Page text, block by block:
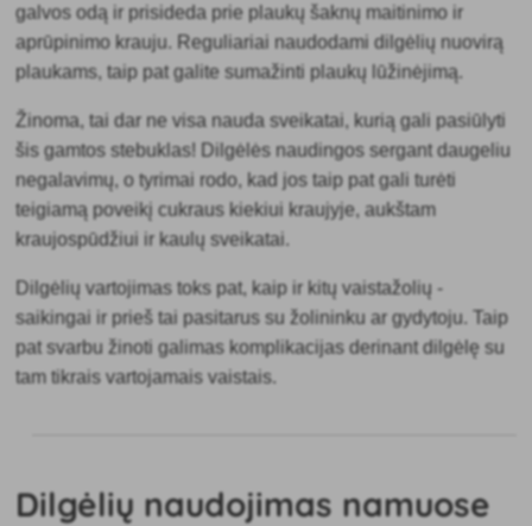
galvos odą ir prisideda prie plaukų šaknų maitinimo ir
aprūpinimo krauju. Reguliariai naudodami dilgėlių nuovirą
plaukams, taip pat galite sumažinti plaukų lūžinėjimą.
Žinoma, tai dar ne visa nauda sveikatai, kurią gali pasiūlyti
šis gamtos stebuklas! Dilgėlėsnaudingos sergant daugeliu
negalavimų, o tyrimai rodo, kad jos taip pat gali turėti
teigiamą poveikį cukraus kiekiui kraujyje, aukštam
kraujospūdžiui ir kaulų sveikatai.
Dilgėlių vartojimas toks pat, kaip ir kitų vaistažolių -
saikingai ir prieš tai pasitarus su žolininku ar gydytoju. Taip
pat svarbu žinoti galimas komplikacijas derinant dilgėlę su
tam tikrais vartojamais vaistais.
Dilgėlių naudojimas namuose